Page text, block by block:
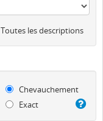
Toutes les descriptions
Chevauchement
Exact